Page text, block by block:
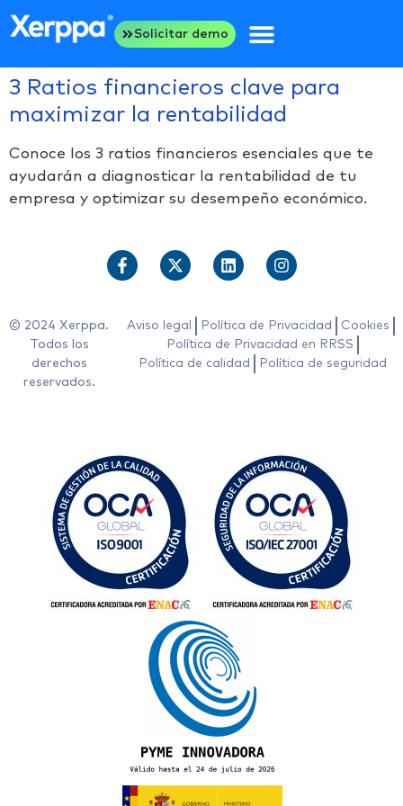
Solicitar demo
3 Ratios financieros clave para
maximizar la rentabilidad
Conoce los 3 ratios financieros esenciales que te
ayudarán a diagnosticar la rentabilidad de tu
empresa y optimizar su desempeño económico.
© 2024 Xerppa.
Todos los
derechos
reservados.
Aviso legal Política de Privacidad
Cookies
Política de Privacidad en RRSS
Política de calidad
Política de seguridad